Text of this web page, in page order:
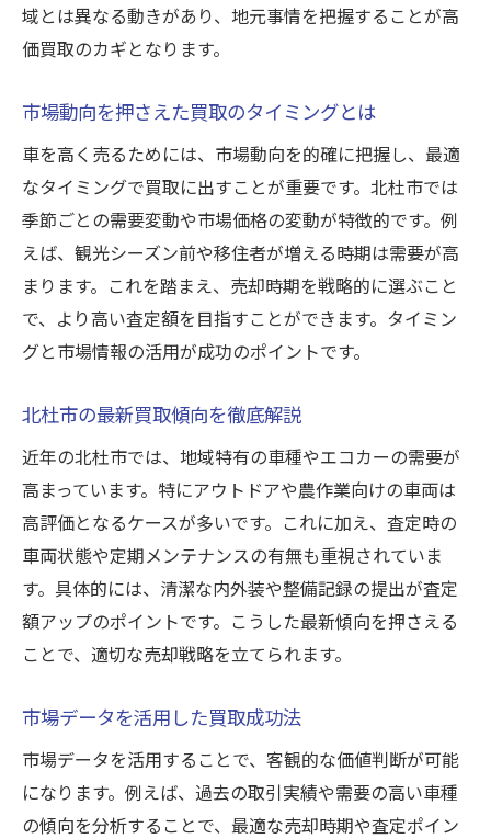
域とは異なる動きがあり、地元事情を把握することが高
価買取のカギとなります。
市場動向を押さえた買取のタイミングとは
車を高く売るためには、市場動向を的確に把握し、最適
なタイミングで買取に出すことが重要です。北杜市では
季節ごとの需要変動や市場価格の変動が特徴的です。例
えば、観光シーズン前や移住者が増える時期は需要が高
まります。これを踏まえ、売却時期を戦略的に選ぶこと
で、より高い査定額を目指すことができます。タイミン
グと市場情報の活用が成功のポイントです。
北杜市の最新買取傾向を徹底解説
近年の北杜市では、地域特有の車種やエコカーの需要が
高まっています。特にアウトドアや農作業向けの車両は
高評価となるケースが多いです。これに加え、査定時の
車両状態や定期メンテナンスの有無も重視されていま
す。具体的には、清潔な内外装や整備記録の提出が査定
額アップのポイントです。こうした最新傾向を押さえる
ことで、適切な売却戦略を立てられます。
市場データを活用した買取成功法
市場データを活用することで、客観的な価値判断が可能
になります。例えば、過去の取引実績や需要の高い車種
の傾向を分析することで、最適な売却時期や査定ポイン